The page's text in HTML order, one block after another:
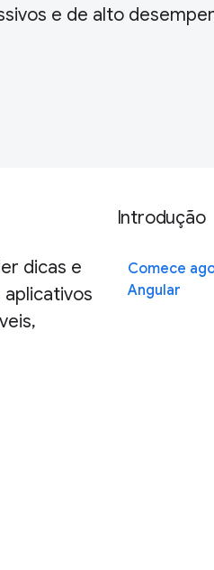
e de alto
dicas e
Introdução
Comece
Angular